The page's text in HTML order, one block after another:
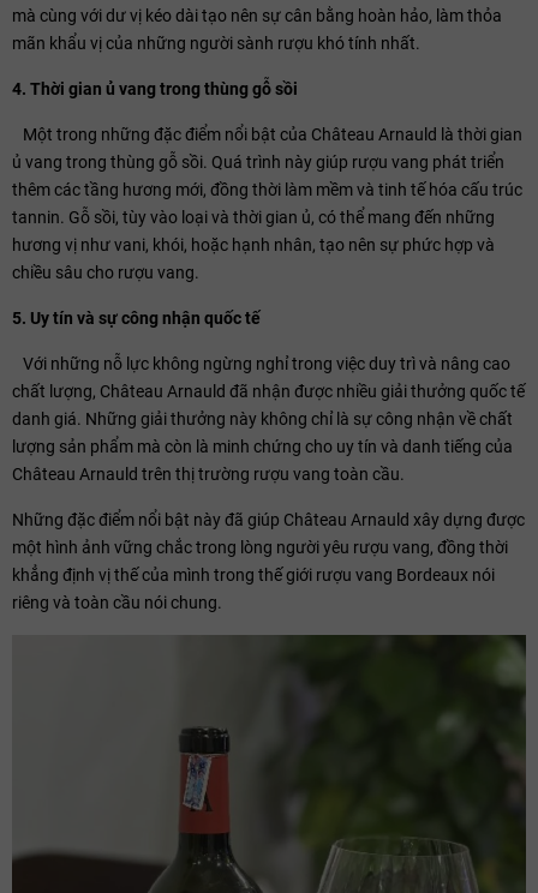
mà cùng với dư vị kéo dài tạo nên sự cân bằng hoàn hảo, làm thỏa
mãn khẩu vị của những người sành rượu khó tính nhất.
4. Thời gian ủ vang trong thùng gỗ sồi
Một trong những đặc điểm nổi bật của Château Arnauld là thời gian
ủ vang trong thùng gỗ sồi. Quá trình này giúp rượu vang phát triển
thêm các tầng hương mới, đồng thời làm mềm và tinh tế hóa cấu trúc
tannin. Gỗ sồi, tùy vào loại và thời gian ủ, có thể mang đến những
hương vị như vani, khói, hoặc hạnh nhân, tạo nên sự phức hợp và
chiều sâu cho rượu vang.
5. Uy tín và sự công nhận quốc tế
Với những nỗ lực không ngừng nghỉ trong việc duy trì và nâng cao
chất lượng, Château Arnauld đã nhận được nhiều giải thưởng quốc tế
danh giá. Những giải thưởng này không chỉ là sự công nhận về chất
lượng sản phẩm mà còn là minh chứng cho uy tín và danh tiếng của
Château Arnauld trên thị trường rượu vang toàn cầu.
Những đặc điểm nổi bật này đã giúp Château Arnauld xây dựng được
một hình ảnh vững chắc trong lòng người yêu rượu vang, đồng thời
khẳng định vị thế của mình trong thế giới rượu vang Bordeaux nói
riêng và toàn cầu nói chung.